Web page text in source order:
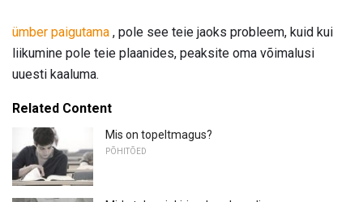
ümber paigutama , pole see teie jaoks probleem, kuid kui
liikumine pole teie plaanides, peaksite oma võimalusi
uuesti kaaluma.
Related Content
Mis on topeltmagus?
PÕHITÕED